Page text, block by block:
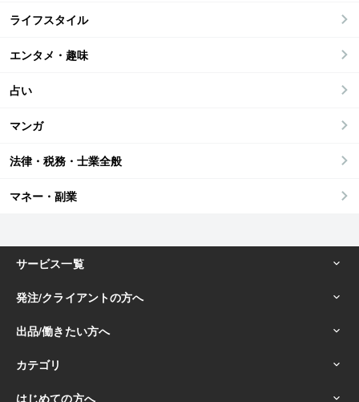
ライフスタイル
エンタメ・趣味
占い
マンガ
法律・税務・士業全般
マネー・副業